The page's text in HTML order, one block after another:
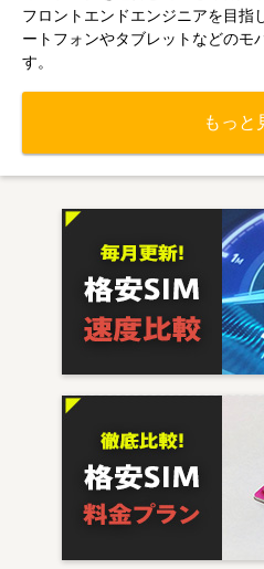
フロントエンドエンジニアを目指
ートフォンやタブレットなどのモ
す。
もっと